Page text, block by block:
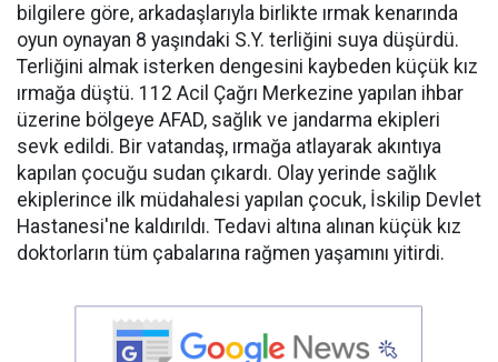
bilgilere göre, arkadaşlarıyla birlikte ırmak kenarında
oyun oynayan 8 yaşındaki S.Y. terliğini suya düşürdü.
Terliğini almak isterken dengesini kaybeden küçük kız
ırmağa düştü. 112 Acil Çağrı Merkezine yapılan ihbar
üzerine bölgeye AFAD, sağlık ve jandarma ekipleri
sevk edildi. Bir vatandaş, ırmağa atlayarak akıntıya
kapılan çocuğu sudan çıkardı. Olay yerinde sağlık
ekiplerince ilk müdahalesi yapılan çocuk, İskilip Devlet
Hastanesi'ne kaldırıldı. Tedavi altına alınan küçük kız
doktorların tüm çabalarına rağmen yaşamını yitirdi.